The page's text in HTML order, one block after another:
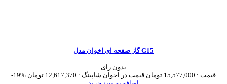
گاز صفحه ای اخوان مدل G15
بدون رای
-19%
قیمت : 15,577,000 تومان قیمت در اخوان شاپینگ : 12,617,370 تومان